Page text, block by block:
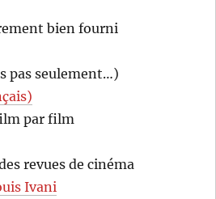
bien fourni
pas seulement…)
par film
revues de cinéma
Ivani